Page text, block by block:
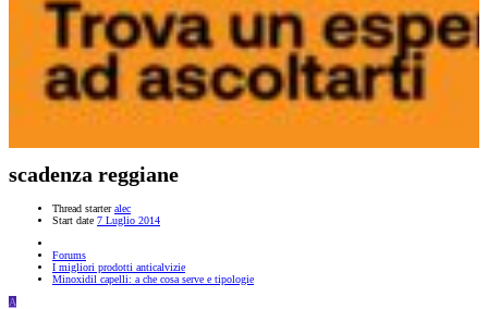
scadenza reggiane
Thread starter alec
Start date 7 Luglio 2014
Forums
I migliori prodotti anticalvizie
Minoxidil capelli: a che cosa serve e tipologie
A